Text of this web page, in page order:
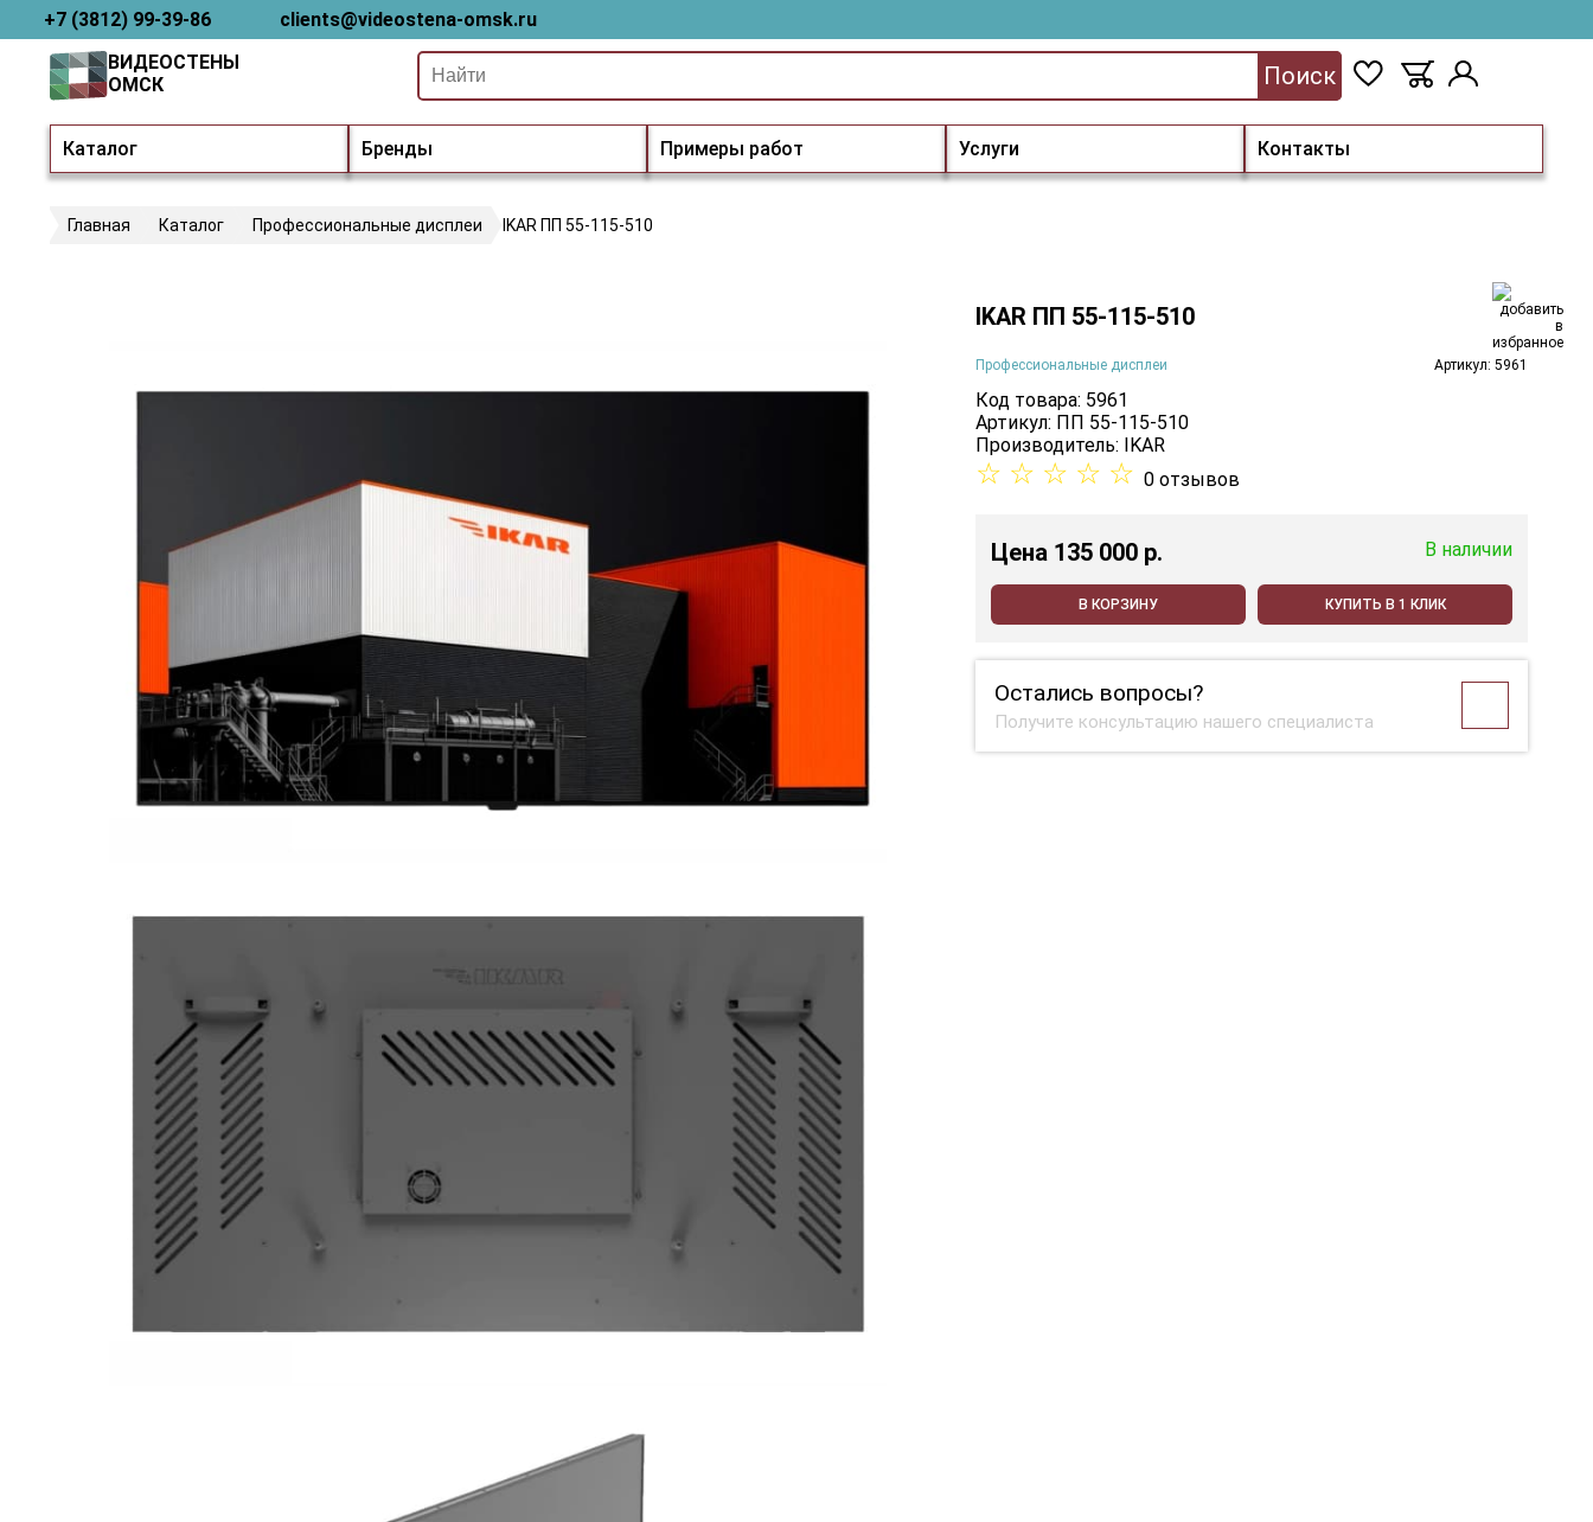
+7 (3812) 99-39-86 clients@videostena-omsk.ru
Каталог Бренды Примеры работ Услуги Контакты
ВИДЕОСТЕНЫ
ОМСК
Поиск
Главная Каталог Профессиональные дисплеи IKAR ПП 55-115-510
IKAR ПП 55-115-510
Профессиональные дисплеи Артикул: 5961
Код товара: 5961
Артикул: ПП 55-115-510
Производитель: IKAR
☆ ☆ ☆ ☆ ☆ 0 отзывов
Цена 135 000 p. В наличии
В КОРЗИНУ КУПИТЬ В 1 КЛИК
Остались вопросы?
Получите консультацию нашего специалиста